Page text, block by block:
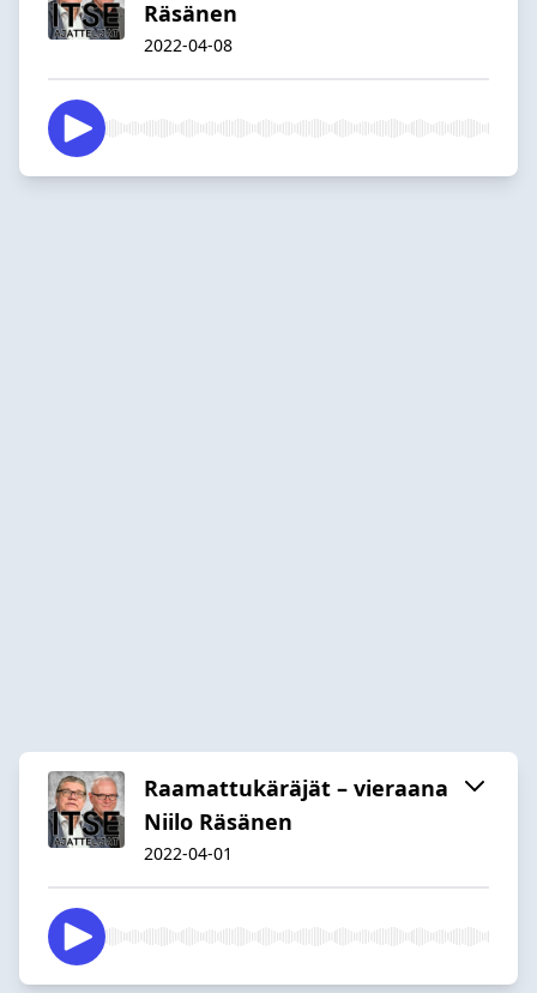
Räsänen
2022-04-08
Raamattukäräjät – vieraana
Niilo Räsänen
2022-04-01